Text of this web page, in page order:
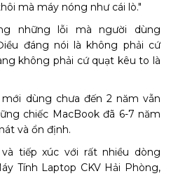
mà máy nóng như cái lò."
những lỗi mà người dùng
đáng nói là không phải cứ
không phải cứ quạt kêu to là
dùng chưa đến 2 năm vẫn
chiếc MacBook đã 6-7 năm
và ổn định.
tiếp xúc với rất nhiều dòng
Tính Laptop CKV Hải Phòng,